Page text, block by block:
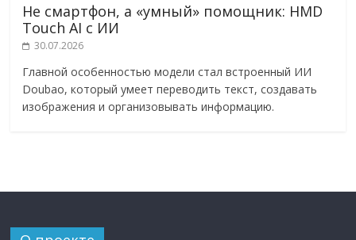
Не смартфон, а «умный» помощник: HMD
Touch AI с ИИ
30.07.2026
Главной особенностью модели стал встроенный ИИ
Doubao, который умеет переводить текст, создавать
изображения и организовывать информацию.